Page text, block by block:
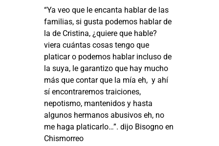
“Ya veo que le encanta hablar de las
familias, si gusta podemos hablar de
la de Cristina, ¿quiere que hable?
viera cuántas cosas tengo que
platicar o podemos hablar incluso de
la suya, le garantizo que hay mucho
más que contar que la mía eh, y ahí
sí encontraremos traiciones,
nepotismo, mantenidos y hasta
algunos hermanos abusivos eh, no
me haga platicarlo…”. dijo Bisogno en
Chismorreo